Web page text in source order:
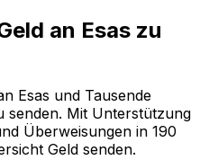
an Esas zu
Esas und Tausende
senden. Mit Unterstützung
Überweisungen in 190
Geld senden.